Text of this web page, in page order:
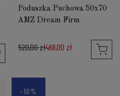
Poduszka Puchowa 50x70
AMZ Dream Firm
520,00 zł468,00 zł
-10%